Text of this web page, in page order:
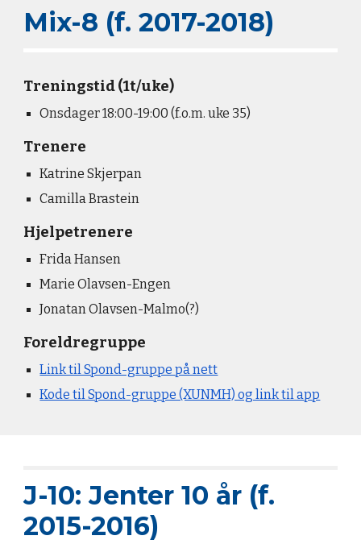
Mix-8 (f. 2017-2018)
Treningstid (1t/uke)
Onsdager18:00-19:00 (f.o.m. uke 35)
Trenere
Katrine Skjerpan
Camilla Brastein
Hjelpetrenere
Frida Hansen
Marie Olavsen-Engen
Jonatan Olavsen-Malmo(?)
Foreldregruppe
Link til Spond-gruppe på nett
Kode til Spond-gruppe (XUNMH) og link til app
J-10: Jenter10 år (f.
2015-2016)